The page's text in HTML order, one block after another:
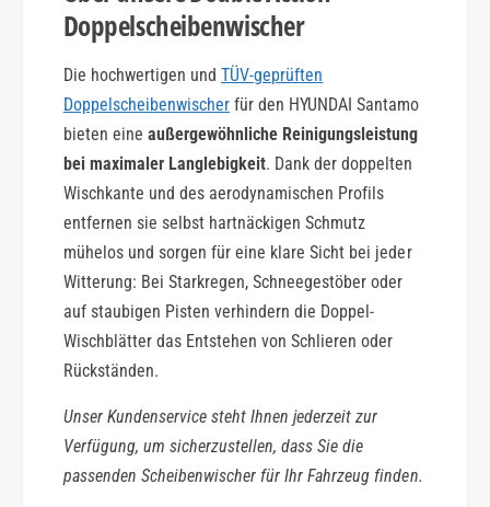
Doppelscheibenwischer
Die hochwertigen undTÜV-geprüften
Doppelscheibenwischer für den HYUNDAI Santamo
bieten eine außergewöhnliche Reinigungsleistung
bei maximaler Langlebigkeit. Dank der doppelten
Wischkante und des aerodynamischen Profils
entfernen sie selbst hartnäckigen Schmutz
mühelos und sorgen für eine klare Sicht bei jeder
Witterung: Bei Starkregen, Schneegestöber oder
auf staubigen Pisten verhindern die Doppel-
Wischblätter das Entstehen von Schlieren oder
Rückständen.
Unser Kundenservice steht Ihnen jederzeit zur
Verfügung, um sicherzustellen, dass Sie die
passenden Scheibenwischer für Ihr Fahrzeug finden.